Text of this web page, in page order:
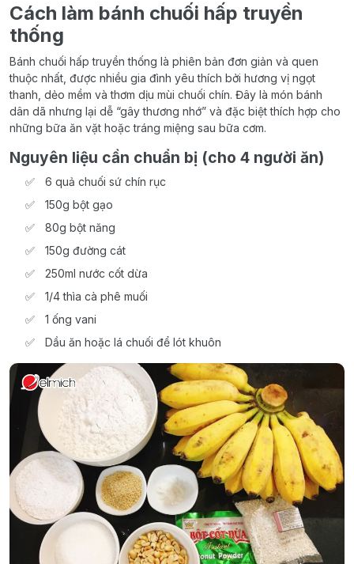
Cách làm bánh chuối hấp truyền
thống
Bánh chuối hấp truyền thống là phiên bản đơn giản và quen
thuộc nhất, được nhiều gia đình yêu thích bởi hương vị ngọt
thanh, dẻo mềm và thơm dịu mùi chuối chín. Đây là món bánh
dân dã nhưng lại dễ “gây thương nhớ” và đặc biệt thích hợp cho
những bữa ăn vặt hoặc tráng miệng sau bữa cơm.
Nguyên liệu cần chuẩn bị (cho 4 người ăn)
6 quả chuối sứ chín rục
150g bột gạo
80g bột năng
150g đường cát
250ml nước cốt dừa
1/4 thìa cà phê muối
1 ống vani
Dầu ăn hoặc lá chuối để lót khuôn